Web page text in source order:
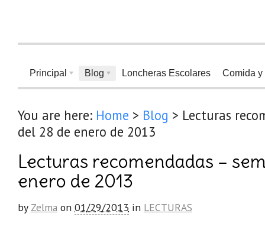
Principal Blog Loncheras Escolares Comida y
You are here: Home > Blog > Lecturas
del 28 de enero de 2013
Lecturas recomendadas –
enero de 2013
by Zelma on 01/29/2013 in LECTURAS